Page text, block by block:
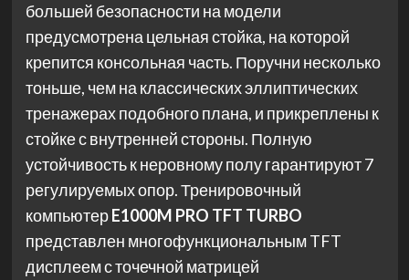
большей безопасности на модели
предусмотрена цельная стойка, на которой
крепится консольная часть. Поручни несколько
тоньше, чем на классических эллиптических
тренажерах подобного плана, и прикреплены к
стойке с внутренней стороны. Полную
устойчивость к неровному полу гарантируют 7
регулируемых опор. Тренировочный
компьютерE1000M PRO TFT TURBO
представлен многофункциональным TFT
дисплеем с точечной матрицей